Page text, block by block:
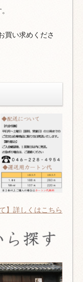
買い求めくださ
】詳しくはこちら